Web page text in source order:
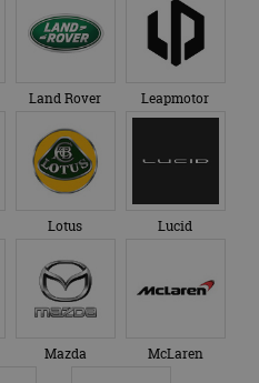
Land Rover Leapmotor
Lotus Lucid
Mazda McLaren